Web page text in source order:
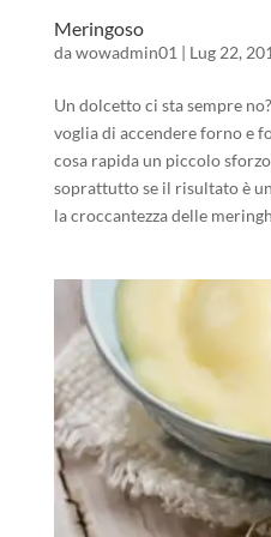
Meringoso
dawowadmin01 | Lug 22,
Un dolcetto ci sta sempre
voglia di accendere forno e
cosa rapida un piccolo
soprattutto se il risultato è
la croccantezza delle